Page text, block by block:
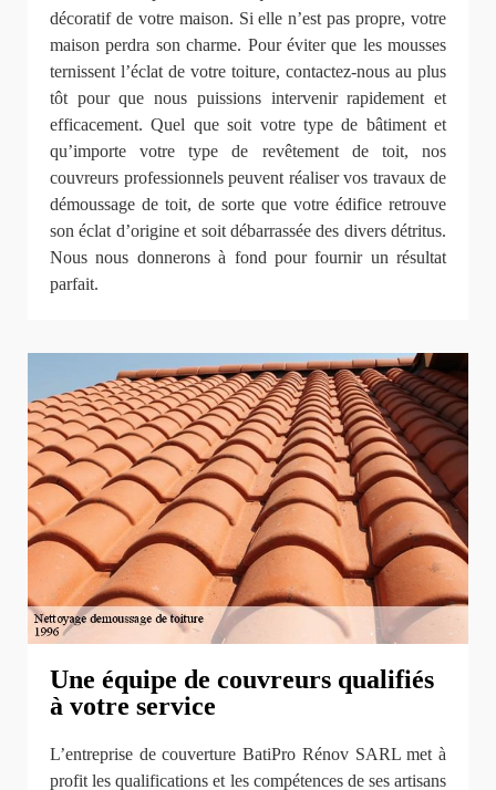
décoratif de votre maison. Si elle n’est pas propre, votre
maison perdra son charme. Pour éviter que les mousses
ternissent l’éclat de votre toiture, contactez-nous au plus
tôt pour que nous puissions intervenir rapidement et
efficacement. Quel que soit votre type de bâtiment et
qu’importe votre type de revêtement de toit, nos
couvreurs professionnels peuvent réaliser vos travaux de
démoussage de toit, de sorte que votre édifice retrouve
son éclat d’origine et soit débarrassée des divers détritus.
Nous nous donnerons à fond pour fournir un résultat
parfait.
Une équipe de couvreurs qualifiés
à votre service
L’entreprise de couverture BatiPro Rénov SARL met à
profit les qualifications et les compétences de ses artisans